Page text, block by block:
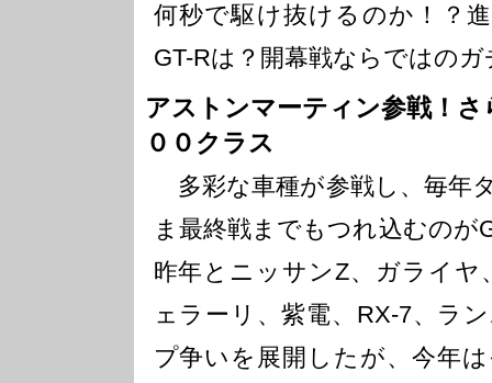
何秒で駆け抜けるのか！？
GT-Rは？開幕戦ならではの
アストンマーティン参戦！
００クラス
多彩な車種が参戦し、毎年
ま最終戦までもつれ込むのが
昨年とニッサンZ、ガライヤ
ェラーリ、紫電、RX-7、ラ
プ争いを展開したが、今年